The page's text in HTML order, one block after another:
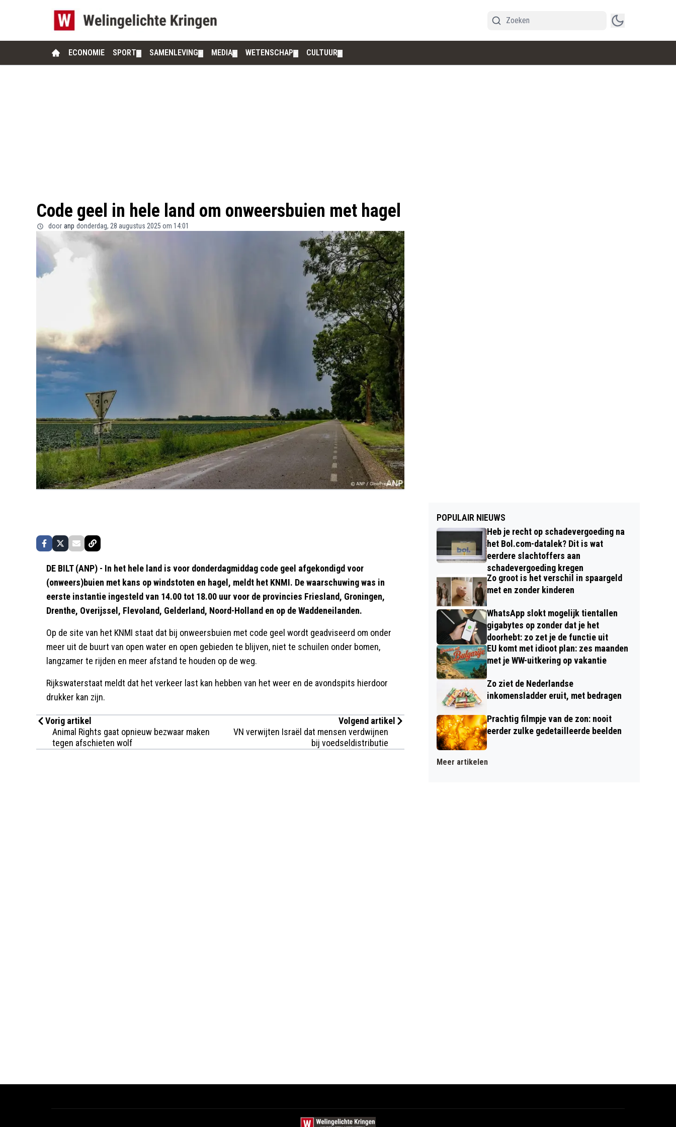
ECONOMIE SPORT SAMENLEVING MEDIA WETENSCHAP CULTUUR
Code geel in hele land om onweersbuien met hagel
door anp donderdag, 28 augustus 2025 om 14:01
DE BILT (ANP) - In het hele land is voor donderdagmiddag code geel afgekondigd voor
(onweers)buien met kans op windstoten en hagel, meldt het KNMI. De waarschuwing was in
eerste instantie ingesteld van 14.00 tot 18.00 uur voor de provincies Friesland, Groningen,
Drenthe, Overijssel, Flevoland, Gelderland, Noord-Holland en op de Waddeneilanden.
Op de site van het KNMI staat dat bij onweersbuien met code geel wordt geadviseerd om onder
meer uit de buurt van open water en open gebieden te blijven, niet te schuilen onder bomen,
langzamer te rijden en meer afstand te houden op de weg.
Rijkswaterstaat meldt dat het verkeer last kan hebben van het weer en de avondspits hierdoor
drukker kan zijn.
Vorig artikel
Animal Rights gaat opnieuw bezwaar maken
tegen afschieten wolf
Volgend artikel
VN verwijten Israël dat mensen verdwijnen
bij voedseldistributie
POPULAIR NIEUWS
Heb je recht op schadevergoeding na
het Bol.com-datalek? Dit is wat
eerdere slachtoffers aan
schadevergoeding kregen
Zo groot is het verschil in spaargeld
met en zonder kinderen
WhatsApp slokt mogelijk tientallen
gigabytes op zonder dat je het
doorhebt: zo zet je de functie uit
EU komt met idioot plan: zes maanden
met je WW-uitkering op vakantie
Zo ziet de Nederlandse
inkomensladder eruit, met bedragen
Prachtig filmpje van de zon: nooit
eerder zulke gedetailleerde beelden
Meer artikelen